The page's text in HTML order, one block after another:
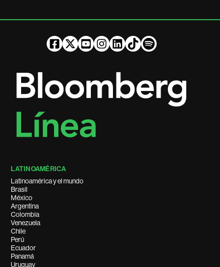
LATINOAMÉRICA
Latinoamérica y el mundo
Brasil
México
Argentina
Colombia
Venezuela
Chile
Perú
Ecuador
Panamá
Uruguay